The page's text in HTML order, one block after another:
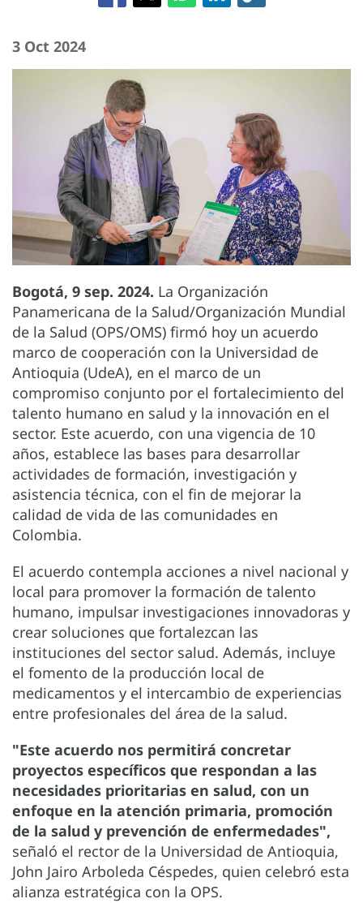
3 Oct 2024
Bogotá, 9 sep. 2024. La Organización
Panamericana de la Salud/Organización Mundial
de la Salud (OPS/OMS) firmó hoy un acuerdo
marco de cooperación con la Universidad de
Antioquia (UdeA), en el marco de un
compromiso conjunto por el fortalecimiento del
talento humano en salud y la innovación en el
sector. Este acuerdo, con una vigencia de 10
años, establece las bases para desarrollar
actividades de formación, investigación y
asistencia técnica, con el fin de mejorar la
calidad de vida de las comunidades en
Colombia.
El acuerdo contempla acciones a nivel nacional y
local para promover la formación de talento
humano, impulsar investigaciones innovadoras y
crear soluciones que fortalezcan las
instituciones del sector salud. Además, incluye
el fomento de la producción local de
medicamentos y el intercambio de experiencias
entre profesionales del área de la salud.
"Este acuerdo nos permitirá concretar
proyectos específicos que respondan a las
necesidades prioritarias en salud, con un
enfoque en la atención primaria, promoción
de la salud y prevención de enfermedades",
señaló el rector de la Universidad de Antioquia,
John Jairo Arboleda Céspedes, quien celebró esta
alianza estratégica con la OPS.